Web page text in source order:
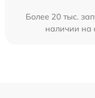
Более 20 тыс.
наличии на